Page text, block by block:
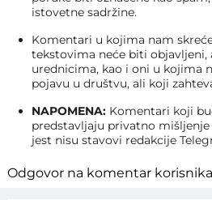
istovetne sadržine.
Komentari u kojima nam
tekstovima neće biti objavljeni,
urednicima, kao i oni u kojima
pojavu u društvu, ali koji
NAPOMENA: Komentari koji
predstavljaju privatno
jest nisu stavovi redakcije
Odgovor na komentar korisnika